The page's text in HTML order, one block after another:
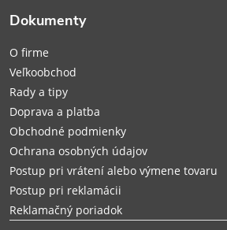
e
Dokumenty
O firme
Veľkoobchod
Rady a tipy
Doprava a platba
Obchodné podmienky
Ochrana osobných údajov
Postup pri vrátení alebo výmene tovaru
Postup pri reklamácii
Reklamačný poriadok